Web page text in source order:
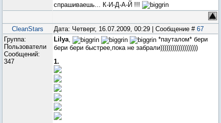
спрашиваешь... К-И-Д-А-Й !!!
CleanStars Дата: Четверг, 16.07.2009, 00:29 | Сообщение # 67
Группа:
Пользователи
Сообщений:
347
Lilya,
*пауталом* бери
бери бери быстрее,пока не забрали)))))))))))))))))))
1.